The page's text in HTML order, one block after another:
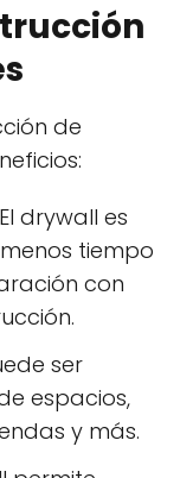
de
El drywall es
tiempo
con
ser
espacios,
y más.